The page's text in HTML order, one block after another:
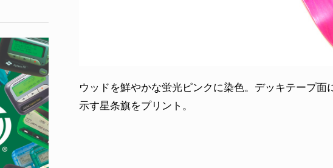
ウッドを鮮やかな蛍光ピンクに染色。デッキテープ
示す星条旗をプリント。